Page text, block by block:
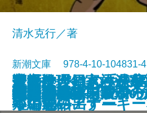
広重ぶるう
母親病
近親殺人―家族が
―
冬の日誌／内面か
ナッシング・マン
今夜は、鍋。―温
つの物語―
魔女推理―きっと
うに思い出す―
婚活1000本ノック
アルマジロの手―
短編集―
室町は今日もハー
本中世のアナーキ
清水克行／著
新潮文庫 978-4-10-
文庫電子書籍あり
九十歳のラブレター
阿修羅草紙
破天荒
華のかけはし―東
―
生贄の門
奇譚蒐集録―鉄環
だってバズりたい
大絵画展
地中の星―東京初
聖者のかけら